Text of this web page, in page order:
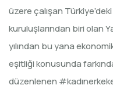
üzere çalışan
kuruluşlarından biri olan
yılından bu yana
eşitliği konusunda
düzenlenen